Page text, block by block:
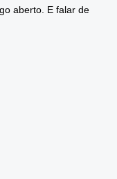
aberto. E falar de